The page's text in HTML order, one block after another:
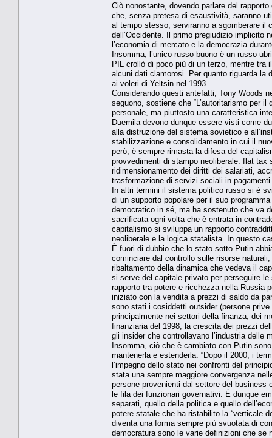
Ciò nonostante, dovendo parlare del
che, senza pretesa di esaustività, saranno
al tempo stesso, serviranno a sgomberare il
dell’Occidente. Il primo pregiudizio implicito
l’economia di mercato e la democrazia
Insomma, l’unico russo buono è un russo
PIL crollò di poco più di un terzo, mentre tra
alcuni dati clamorosi. Per quanto riguarda la
ai voleri di Yeltsin nel 1993.
Considerando questi antefatti, Tony Woods
seguono, sostiene che “L’autoritarismo per
personale, ma piuttosto una caratteristica
Duemila devono dunque essere visti come
alla distruzione del sistema sovietico e
stabilizzazione e consolidamento in cui il
però, è sempre rimasta la difesa del
provvedimenti di stampo neoliberale: flat
ridimensionamento dei diritti dei salariati,
trasformazione di servizi sociali in pagamenti
In altri termini il sistema politico russo si è
di un supporto popolare per il suo
democratico in sé, ma ha sostenuto che va
sacrificata ogni volta che è entrata in
capitalismo si sviluppa un rapporto
neoliberale e la logica statalista. In questo
È fuori di dubbio che lo stato sotto Putin
cominciare dal controllo sulle risorse
ribaltamento della dinamica che vedeva il
si serve del capitale privato per perseguire
rapporto tra potere e ricchezza nella Russia
iniziato con la vendita a prezzi di saldo da
sono stati i cosiddetti outsider (persone
principalmente nei settori della finanza, dei
finanziaria del 1998, la crescita dei prezzi
gli insider che controllavano l’industria delle
Insomma, ciò che è cambiato con Putin
mantenerla e estenderla. “Dopo il 2000, i
l’impegno dello stato nei confronti del
stata una sempre maggiore convergenza
persone provenienti dal settore del business
le fila dei funzionari governativi. È dunque
separati, quello della politica e quello
potere statale che ha ristabilito la “verticale
diventa una forma sempre più svuotata di
democratura sono le varie definizioni che se